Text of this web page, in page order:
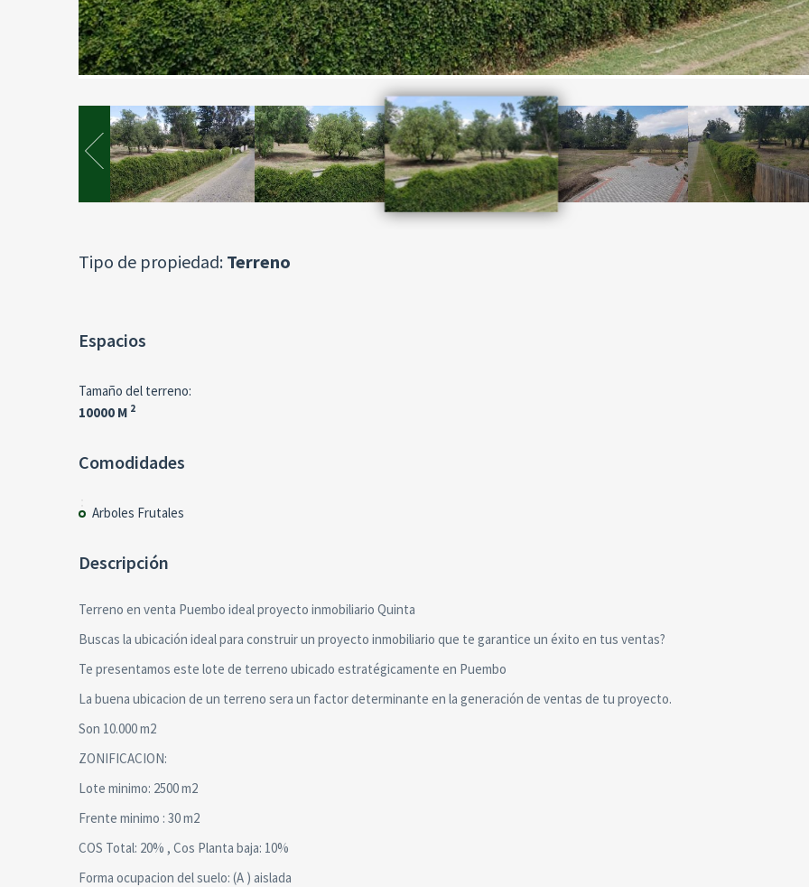
Tipo de propiedad: Terreno
Espacios
Tamaño del terreno:
10000 M 2
Comodidades
Arboles Frutales
Descripción
Terreno en venta Puembo ideal proyecto inmobiliario Quinta
Buscas la ubicación ideal para construir un proyecto inmobiliario que te garantice un éxito en tus ventas?
Te presentamos este lote de terreno ubicado estratégicamente en Puembo
La buena ubicacion de un terreno sera un factor determinante en la generación de ventas de tu proyecto.
Son 10.000 m2
ZONIFICACION:
Lote minimo: 2500 m2
Frente minimo : 30 m2
COS Total: 20% , Cos Planta baja: 10%
Forma ocupacion del suelo: (A ) aislada